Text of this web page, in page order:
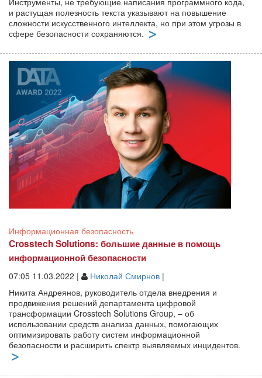
и растущая полезность текста указывают на повышение
сложности искусственного интеллекта, но при этом угрозы в
сфере безопасности сохраняются.
Информационная безопасность
Crosstech Solutions: большие данные в помощь
информационной безопасности
07:05 11.03.2022 | Николай Смирнов |
Никита Андреянов, руководитель отдела внедрения и
продвижения решений департамента цифровой
трансформации Crosstech Solutions Group, – об
использовании средств анализа данных, помогающих
оптимизировать работу систем информационной
безопасности и расширить спектр выявляемых инцидентов.